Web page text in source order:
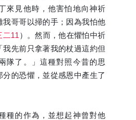
來見他時，他害怕地向神祈
我哥哥以掃的手；因為我怕他
二11 ）。然而，他在懼怕中祈
先前只拿著我的杖過這約但
隊了。」這種對照今昔的思
的恐懼，並從感恩中產生了
種的作為，並想起神曾對他